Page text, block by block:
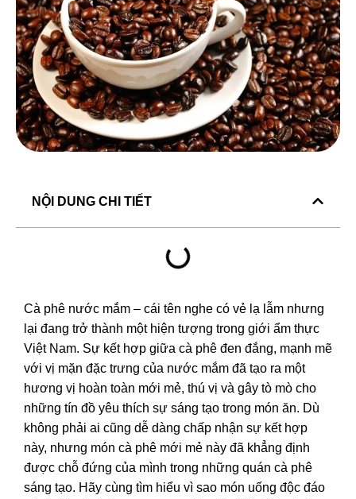
NỘI DUNG CHI TIẾT
Cà phê nước mắm – cái tên nghe có vẻ lạ lẫm nhưng
lại đang trở thành một hiện tượng trong giới ẩm thực
Việt Nam. Sự kết hợp giữa cà phê đen đắng, mạnh mẽ
với vị mặn đặc trưng của nước mắm đã tạo ra một
hương vị hoàn toàn mới mẻ, thú vị và gây tò mò cho
những tín đồ yêu thích sự sáng tạo trong món ăn. Dù
không phải ai cũng dễ dàng chấp nhận sự kết hợp
này, nhưng món cà phê mới mẻ này đã khẳng định
được chỗ đứng của mình trong những quán cà phê
sáng tạo. Hãy cùng tìm hiểu vì sao món uống độc đáo